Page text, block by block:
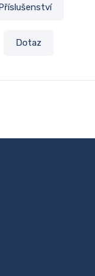
Dotaz